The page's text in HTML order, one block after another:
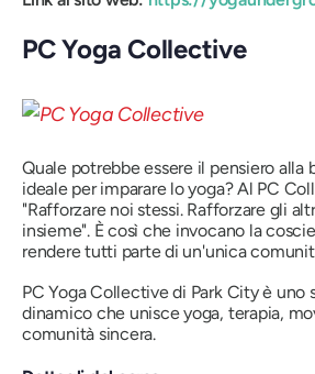
PC Yoga Collective
Quale potrebbe essere il pensiero alla
ideale per imparare lo yoga? Al PC
"Rafforzare noi stessi. Rafforzare gli
insieme". È così che invocano la
rendere tutti parte di un'unica
PC Yoga Collective di Park City è
dinamico che unisce yoga, terapia,
comunità sincera.